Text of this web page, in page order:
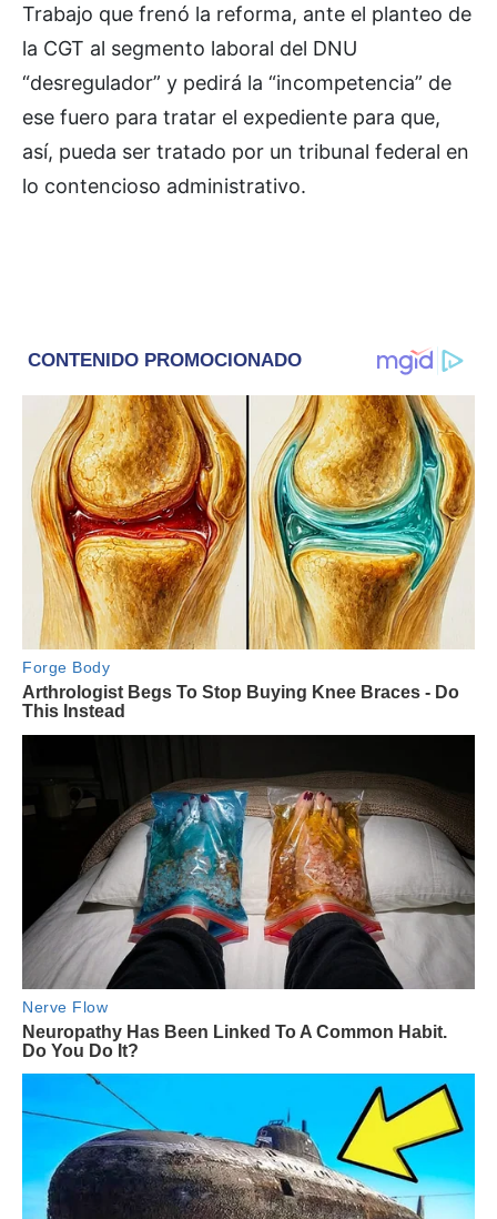
Trabajo que frenó la reforma, ante el planteo de
la CGT al segmento laboral del DNU
“desregulador” y pedirá la “incompetencia” de
ese fuero para tratar el expediente para que,
así, pueda ser tratado por un tribunal federal en
lo contencioso administrativo.